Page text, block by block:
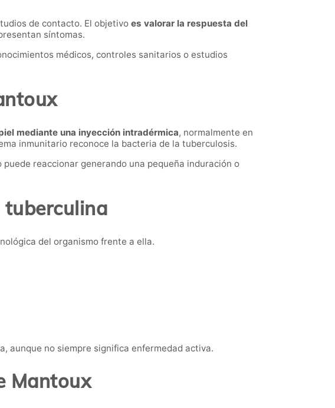
de contacto. El objetivo es valorar la respuesta del
síntomas.
médicos, controles sanitarios o estudios
mediante una inyección intradérmica, normalmente en
inmunitario reconoce la bacteria de la tuberculosis.
reaccionar generando una pequeña induración o
tuberculina
del organismo frente a ella.
aunque no siempre significa enfermedad activa.
Mantoux